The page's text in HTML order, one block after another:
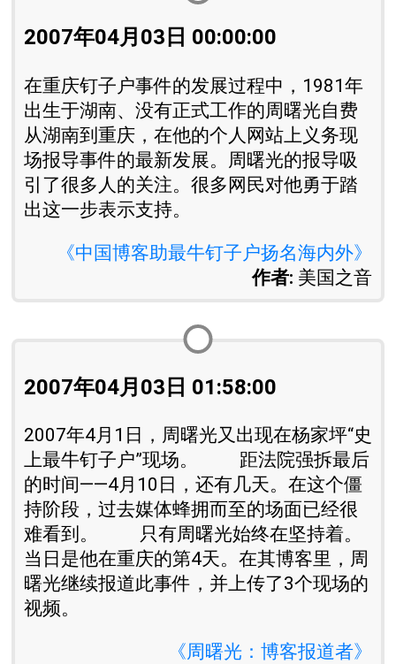
2007年04月03日 00:00:00
在重庆钉子户事件的发展过程中，1981年
出生于湖南、没有正式工作的周曙光自费
从湖南到重庆，在他的个人网站上义务现
场报导事件的最新发展。周曙光的报导吸
引了很多人的关注。很多网民对他勇于踏
出这一步表示支持。
《中国博客助最牛钉子户扬名海内外》
作者: 美国之音
2007年04月03日 01:58:00
2007年4月1日，周曙光又出现在杨家坪“史
上最牛钉子户”现场。 距法院强拆最后
的时间——4月10日，还有几天。在这个僵
持阶段，过去媒体蜂拥而至的场面已经很
难看到。 只有周曙光始终在坚持着。
当日是他在重庆的第4天。在其博客里，周
曙光继续报道此事件，并上传了3个现场的
视频。
《周曙光：博客报道者》